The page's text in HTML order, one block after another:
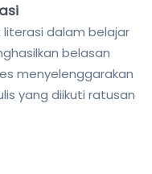
dalam belajar
belasan
menyelenggarakan
yang diikuti ratusan